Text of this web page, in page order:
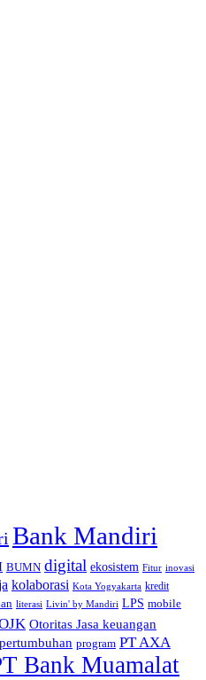
Bank Mandiri
BUMN digital ekosistem Fitur inovasi
kolaborasi Kota Yogyakarta kredit
literasi Livin' by Mandiri LPS mobile
Otoritas Jasa keuangan
pertumbuhan program PT AXA
Bank Muamalat